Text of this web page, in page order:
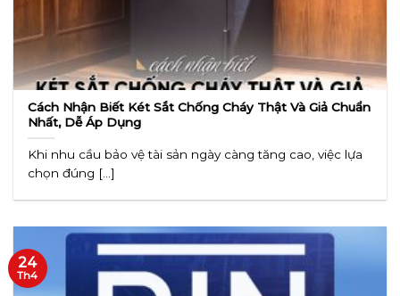
Cách Nhận Biết Két Sắt Chống Cháy Thật Và Giả Chuẩn
Nhất, Dễ Áp Dụng
Khi nhu cầu bảo vệ tài sản ngày càng tăng cao, việc lựa
chọn đúng [...]
24
Th4